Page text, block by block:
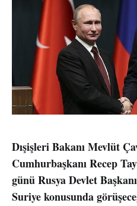
Dışişleri Bakanı Mevlüt
Cumhurbaşkanı Recep
günü Rusya Devlet
Suriye konusunda